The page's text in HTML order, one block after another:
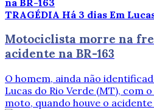
TRAGÉDIA Há 3 dias Em
Motociclista morre na
acidente na BR-163
O homem, ainda não
Lucas do Rio Verde (MT), com
moto, quando houve o